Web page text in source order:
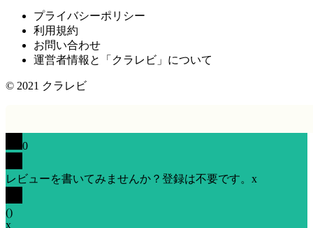
プライバシーポリシー
利用規約
お問い合わせ
運営者情報と「クラレビ」について
© 2021 クラレビ
0
レビューを書いてみませんか？登録は不要です。 x
()
x